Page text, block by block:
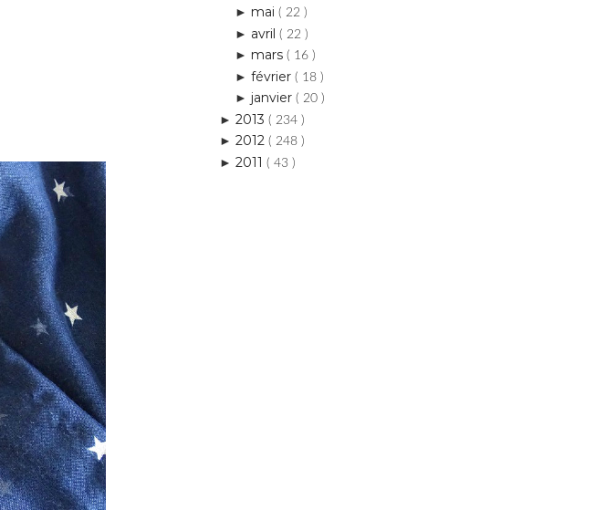
► mai ( 22 )
► avril ( 22 )
► mars ( 16 )
► février ( 18 )
► janvier ( 20 )
► 2013 ( 234 )
► 2012 ( 248 )
► 2011 ( 43 )